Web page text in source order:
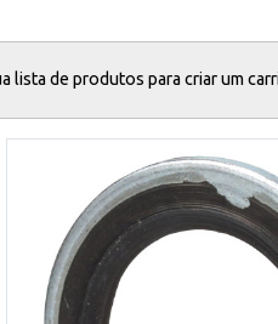
lista de produtos para criar um